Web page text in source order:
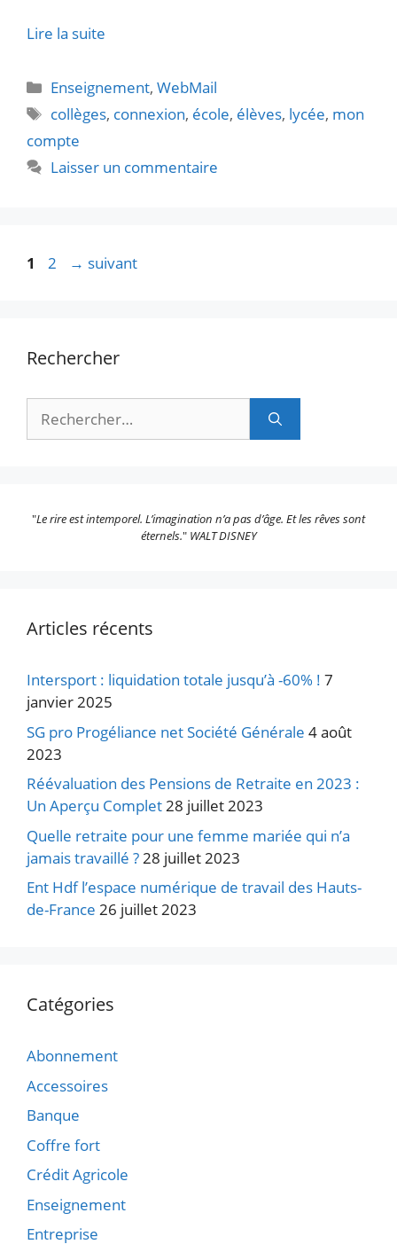
Lire la suite
Catégories
Enseignement,WebMail
Étiquettes
collèges, connexion, école, élèves, lycée, mon
compte
Laisser un commentaire
Page
1 Page
2 → suivant
Rechercher
Rechercher :
"Le rire est intemporel. L’imagination n’a pas d’âge. Et les rêves sont
éternels." WALT DISNEY
Articles récents
Intersport : liquidation totale jusqu’à -60% ! 7
janvier 2025
SG pro Progéliance net Société Générale 4 août
2023
Réévaluation des Pensions de Retraite en 2023 :
Un Aperçu Complet28 juillet 2023
Quelle retraite pour une femme mariée qui n’a
jamais travaillé ? 28 juillet 2023
Ent Hdf l’espace numérique de travail des Hauts-
de-France 26 juillet 2023
Catégories
Abonnement
Accessoires
Banque
Coffre fort
Crédit Agricole
Enseignement
Entreprise